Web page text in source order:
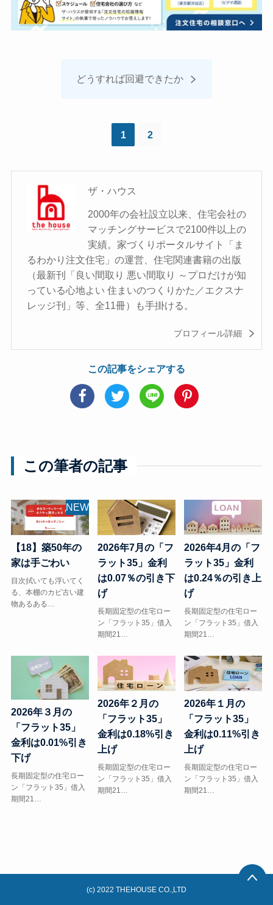
どうすれば回避できたか
1 2
ザ・ハウス
2000年の会社設立以来、住宅会社の
マッチングサービスで2100件以上の
実績。家づくりポータルサイト「ま
るわかり注文住宅」の運営、住宅関連書籍の出版
（最新刊「良い間取り 悪い間取り ～プロだけが知
っている心地よい 住まいのつくりかた／エクスナ
レッジ刊」等、全11冊）も手掛ける。
プロフィール詳細
この記事をシェアする
この筆者の記事
NEW
【18】築50年の
家は手ごわい
目次拭いても浮いてく
る、本棚のカビ古い建
物あるある…
2026年7月の「フ
ラット35」金利
は0.07％の引き下
げ
長期固定型の住宅ロー
ン「フラット35」借入
期間21…
2026年4月の「フ
ラット35」金利
は0.24％の引き上
げ
長期固定型の住宅ロー
ン「フラット35」借入
期間21…
2026年３月の
「フラット35」
金利は0.01%引き
下げ
長期固定型の住宅ロー
ン「フラット35」借入
期間21…
2026年２月の
「フラット35」
金利は0.18%引き
上げ
長期固定型の住宅ロー
ン「フラット35」借入
期間21…
2026年１月の
「フラット35」
金利は0.11%引き
上げ
長期固定型の住宅ロー
ン「フラット35」借入
期間21…
(c) 2022 THEHOUSE CO.,LTD